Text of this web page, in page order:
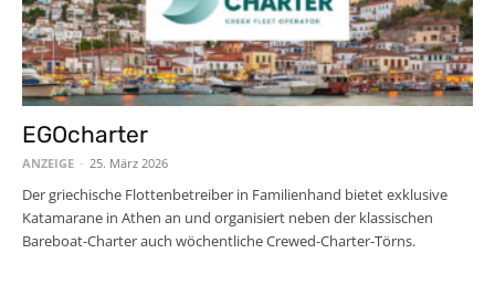
EGOcharter
ANZEIGE - 25. März 2026
Der griechische Flottenbetreiber in Familienhand bietet exklusive
Katamarane in Athen an und organisiert neben der klassischen
Bareboat-Charter auch wöchentliche Crewed-Charter-Törns.